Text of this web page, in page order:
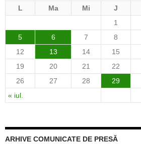
L Ma Mi J
« iul.
1
5
6 7 8
12
13 14 15
19
20 21 22
26
27 28 29
ARHIVE COMUNICATE DE PRESĂ